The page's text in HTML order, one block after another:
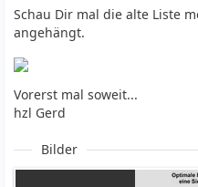
Schau Dir mal die alte Liste
angehängt.
Vorerst mal soweit...
hzl Gerd
Bilder